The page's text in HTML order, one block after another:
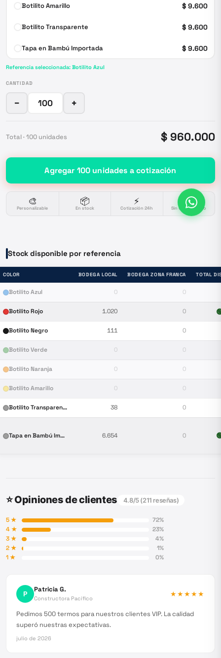
Botilito Amarillo $ 9.600
Botilito Transparente $ 9.600
Tapa en Bambú Importada $ 9.600
Referencia seleccionada: Botilito Azul
CANTIDAD
− +
Total · 100 unidades $ 960.000
Agregar 100 unidades a cotización
🎨
Personalizable
📦
En stock
⚡
Cotización 24h
🔒
Sin compromiso
Stock disponible por referencia
COLOR BODEGA LOCAL BODEGA ZONA FRANCA TOTAL
Botilito Azul 0 0
Botilito Rojo 1.020 0
Botilito Negro 111 0
Botilito Verde 0 0
Botilito Naranja 0 0
Botilito Amarillo 0 0
Botilito Transparente 38 0
Tapa en Bambú Importada 6.654 0
⭐ Opiniones de clientes 4.8/5 (211 reseñas)
5★ 72%
4★ 23%
3★ 4%
2★ 1%
1★ 0%
P Patricia G.
Constructora Pacífico
★★★★★
Pedimos 500 termos para nuestros clientes VIP. La calidad
superó nuestras expectativas.
julio de 2026